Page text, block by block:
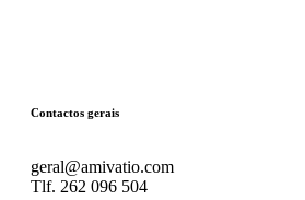
Contactos gerais
geral@amivatio.com
Tlf. 262 096 504